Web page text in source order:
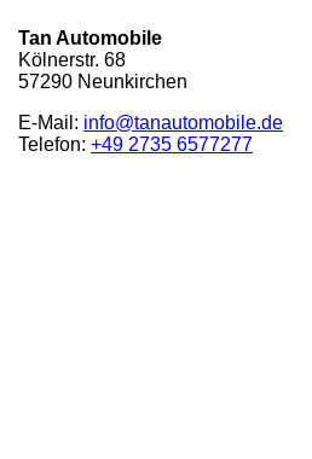
Tan Automobile
Kölnerstr. 68
57290 Neunkirchen
E-Mail: info@tanautomobile.de
Telefon: +49 2735 6577277